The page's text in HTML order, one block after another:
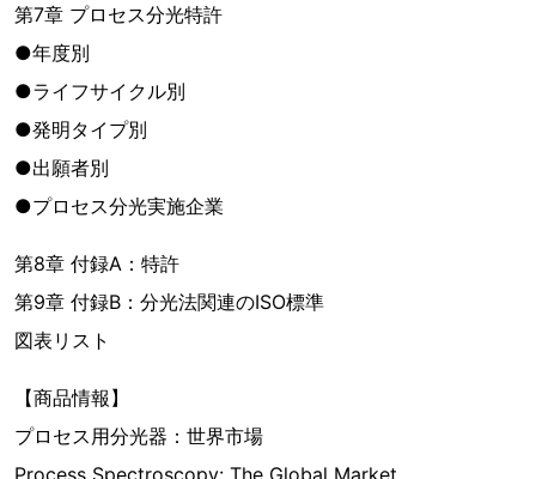
第7章 プロセス分光特許
●年度別
●ライフサイクル別
●発明タイプ別
●出願者別
●プロセス分光実施企業
第8章 付録A：特許
第9章 付録B：分光法関連のISO標準
図表リスト
【商品情報】
プロセス用分光器：世界市場
Process Spectroscopy: The Global Market